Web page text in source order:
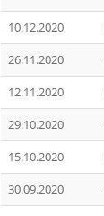
10.12.2020
26.11.2020
12.11.2020
29.10.2020
15.10.2020
30.09.2020